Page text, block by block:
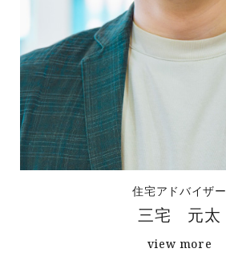
住宅アドバイザー
三宅 元太
view more